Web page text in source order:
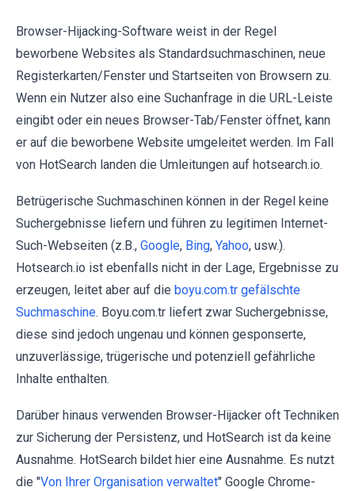
Browser-Hijacking-Software weist in der Regel
beworbene Websites als Standardsuchmaschinen, neue
Registerkarten/Fenster und Startseiten von Browsern zu.
Wenn ein Nutzer also eine Suchanfrage in die URL-Leiste
eingibt oder ein neues Browser-Tab/Fenster öffnet, kann
er auf die beworbene Website umgeleitet werden. Im Fall
von HotSearch landen die Umleitungen auf hotsearch.io.
Betrügerische Suchmaschinen können in der Regel keine
Suchergebnisse liefern und führen zu legitimen Internet-
Such-Webseiten (z.B., Google, Bing, Yahoo, usw.).
Hotsearch.io ist ebenfalls nicht in der Lage, Ergebnisse zu
erzeugen, leitet aber auf die boyu.com.tr gefälschte
Suchmaschine. Boyu.com.tr liefert zwar Suchergebnisse,
diese sind jedoch ungenau und können gesponserte,
unzuverlässige, trügerische und potenziell gefährliche
Inhalte enthalten.
Darüber hinaus verwenden Browser-Hijacker oft Techniken
zur Sicherung der Persistenz, und HotSearch ist da keine
Ausnahme. HotSearch bildet hier eine Ausnahme. Es nutzt
die "Von Ihrer Organisation verwaltet" Google Chrome-